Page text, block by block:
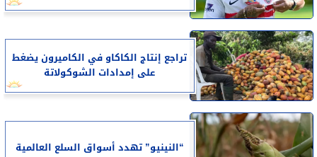
تراجع إنتاج الكاكاو في الكاميرون يضغط
على إمدادات الشوكولاتة
“النينيو” تهدد أسواق السلع العالمية